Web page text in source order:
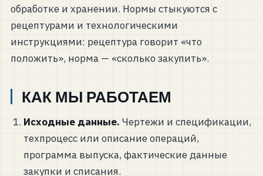
обработке и хранении. Нормы стыкуются с
рецептурами и технологическими
инструкциями: рецептура говорит «что
положить», норма — «сколько закупить».
КАК МЫ РАБОТАЕМ
Исходные данные. Чертежи и спецификации,
техпроцесс или описание операций,
программа выпуска, фактические данные
закупки и списания.